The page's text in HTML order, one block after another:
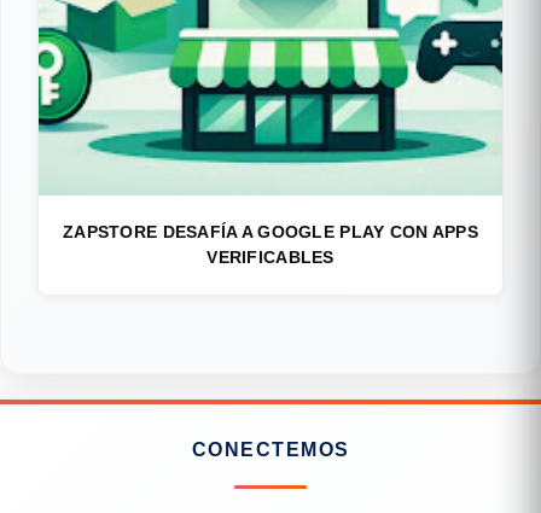
ZAPSTORE DESAFÍA A GOOGLE PLAY CON APPS
VERIFICABLES
CONECTEMOS